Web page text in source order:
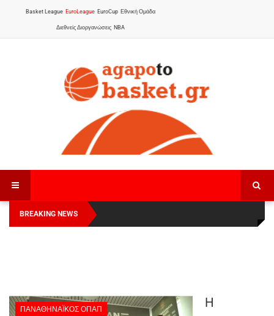
Basket League EuroLeague EuroCup Εθνική Ομάδα
Διεθνείς Διοργανώσεις NBA
BREAKING NEWS
Οι Πάνθηρες Καβάλας στην Women Basketball
League 1
ΠΑΝΑΘΗΝΑΪΚΌΣ ΟΠΑΠ Η